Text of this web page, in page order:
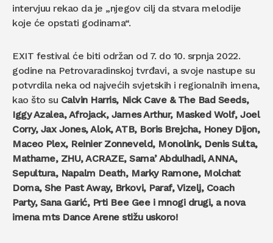
intervjuu rekao da je „njegov cilj da stvara melodije
koje će opstati godinama“.
EXIT festival će biti održan od 7. do 10. srpnja 2022.
godine na Petrovaradinskoj tvrđavi, a svoje nastupe su
potvrdila neka od najvećih svjetskih i regionalnih imena,
kao što su Calvin Harris, Nick Cave & The Bad Seeds,
Iggy Azalea, Afrojack, James Arthur, Masked Wolf, Joel
Corry, Jax Jones, Alok, ATB, Boris Brejcha, Honey Dijon,
Maceo Plex, Reinier Zonneveld, Monolink, Denis Sulta,
Mathame, ZHU, ACRAZE, Sama’ Abdulhadi, ANNA,
Sepultura, Napalm Death, Marky Ramone, Molchat
Doma, She Past Away, Brkovi, Paraf, Vizelj, Coach
Party, Sana Garić, Prti Bee Gee i mnogi drugi, a nova
imena mts Dance Arene stižu uskoro!